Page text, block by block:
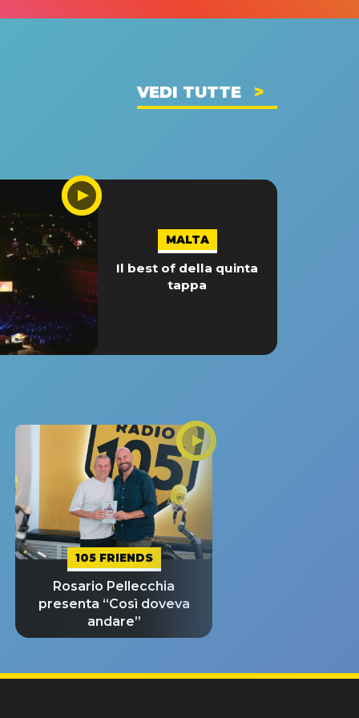
VEDI TUTTE
MALTA
Il best of della quinta
tappa
105 FRIENDS
Rosario Pellecchia
presenta “Così doveva
andare”